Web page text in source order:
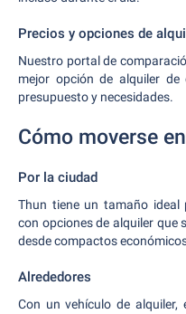
Precios y opciones de
Nuestro portal de
mejor opción de alquiler
presupuesto y necesidades.
Cómo moverse
Por la ciudad
Thun tiene un tamaño ideal
con opciones de alquiler que
desde compactos
Alrededores
Con un vehículo de alquiler,